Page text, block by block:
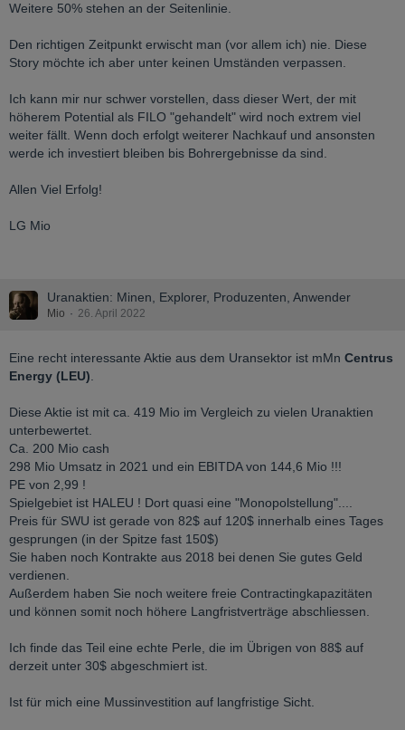
Weitere 50% stehen an der Seitenlinie.
Den richtigen Zeitpunkt erwischt man (vor allem ich) nie. Diese
Story möchte ich aber unter keinen Umständen verpassen.
Ich kann mir nur schwer vorstellen, dass dieser Wert, der mit
höherem Potential als FILO "gehandelt" wird noch extrem viel
weiter fällt. Wenn doch erfolgt weiterer Nachkauf und ansonsten
werde ich investiert bleiben bis Bohrergebnisse da sind.
Allen Viel Erfolg!
LG Mio
Uranaktien: Minen, Explorer, Produzenten, Anwender
Mio 26. April 2022
Eine recht interessante Aktie aus dem Uransektor ist mMn Centrus
Energy (LEU).
Diese Aktie ist mit ca. 419 Mio im Vergleich zu vielen Uranaktien
unterbewertet.
Ca. 200 Mio cash
298 Mio Umsatz in 2021 und ein EBITDA von 144,6 Mio !!!
PE von 2,99 !
Spielgebiet ist HALEU ! Dort quasi eine "Monopolstellung"....
Preis für SWU ist gerade von 82$ auf 120$ innerhalb eines Tages
gesprungen (in der Spitze fast 150$)
Sie haben noch Kontrakte aus 2018 bei denen Sie gutes Geld
verdienen.
Außerdem haben Sie noch weitere freie Contractingkapazitäten
und können somit noch höhere Langfristverträge abschliessen.
Ich finde das Teil eine echte Perle, die im Übrigen von 88$ auf
derzeit unter 30$ abgeschmiert ist.
Ist für mich eine Mussinvestition auf langfristige Sicht.